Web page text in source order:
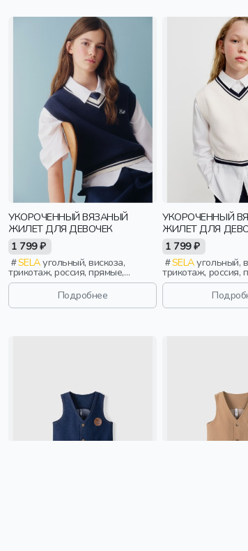
УКОРОЧЕННЫЙ ВЯЗАНЫЙ
ЖИЛЕТ ДЛЯ ДЕВОЧЕК
1 799 ₽
SELAугольный, вискоза,
трикотаж, россия, прямые,
укороченные, полоски, короткие,
резинка, вязаные, школа,
вышивка, вырез, пояс,
фактурные, девочки, дети
Подробнее
УКОРОЧЕННЫЙ
ЖИЛЕТ ДЛЯ
1 799 ₽
SELAугольный, вискоза,
трикотаж, россия,
укороченные,
резинка, вязаные,
вышивка, вырез,
фактурные,